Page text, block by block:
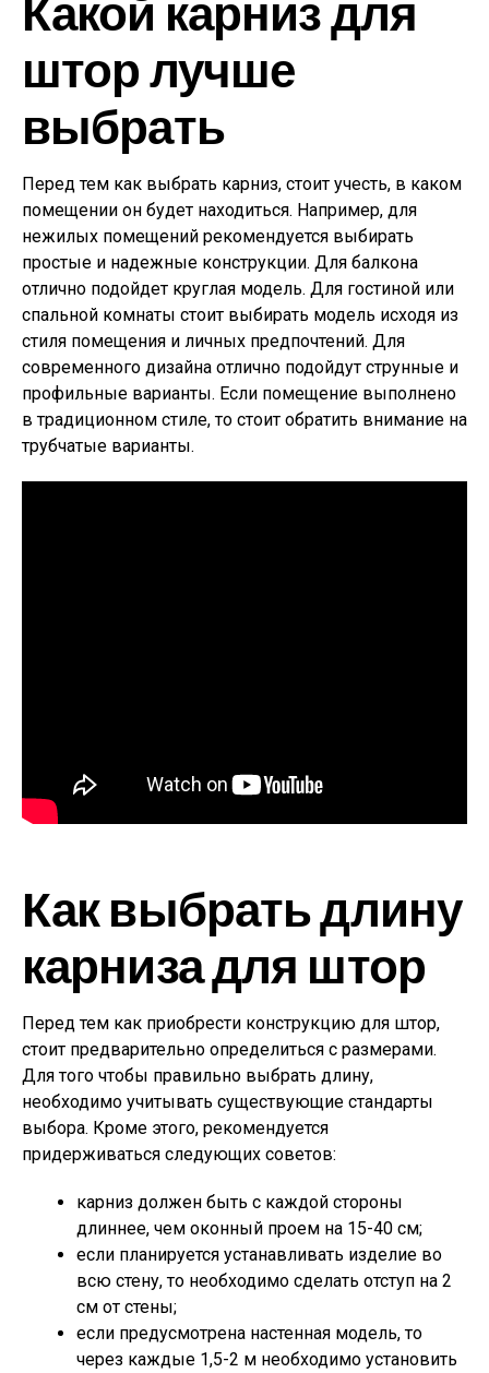
штор лучше
выбрать
Перед тем как выбрать карниз, стоит учесть, в каком
помещении он будет находиться. Например, для
нежилых помещений рекомендуется выбирать
простые и надежные конструкции. Для балкона
отлично подойдет круглая модель. Для гостиной или
спальной комнаты стоит выбирать модель исходя из
стиля помещения и личных предпочтений. Для
современного дизайна отлично подойдут струнные и
профильные варианты. Если помещение выполнено
в традиционном стиле, то стоит обратить внимание на
трубчатые варианты.
Как выбрать длину
карниза для штор
Перед тем как приобрести конструкцию для штор,
стоит предварительно определиться с размерами.
Для того чтобы правильно выбрать длину,
необходимо учитывать существующие стандарты
выбора. Кроме этого, рекомендуется
придерживаться следующих советов:
карниз должен быть с каждой стороны
длиннее, чем оконный проем на 15-40 см;
если планируется устанавливать изделие во
всю стену, то необходимо сделать отступ на 2
см от стены;
если предусмотрена настенная модель, то
через каждые 1,5-2 м необходимо установить